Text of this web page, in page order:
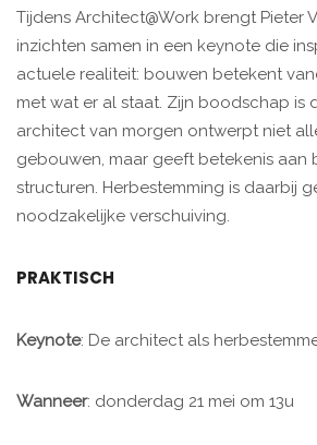
Tijdens Architect@Work brengt Pieter
inzichten samen in een keynote die
actuele realiteit: bouwen betekent
met wat er al staat. Zijn boodschap is
architect van morgen ontwerpt niet
gebouwen, maar geeft betekenis aan
structuren. Herbestemming is daarbij
noodzakelijke verschuiving.
PRAKTISCH
Keynote: De architect als
Wanneer: donderdag 21 mei om 13u